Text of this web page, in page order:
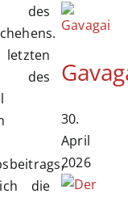
des
letzten
des
die
30.
April
2026